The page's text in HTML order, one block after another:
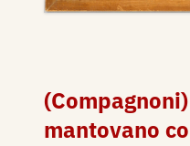
mantovano